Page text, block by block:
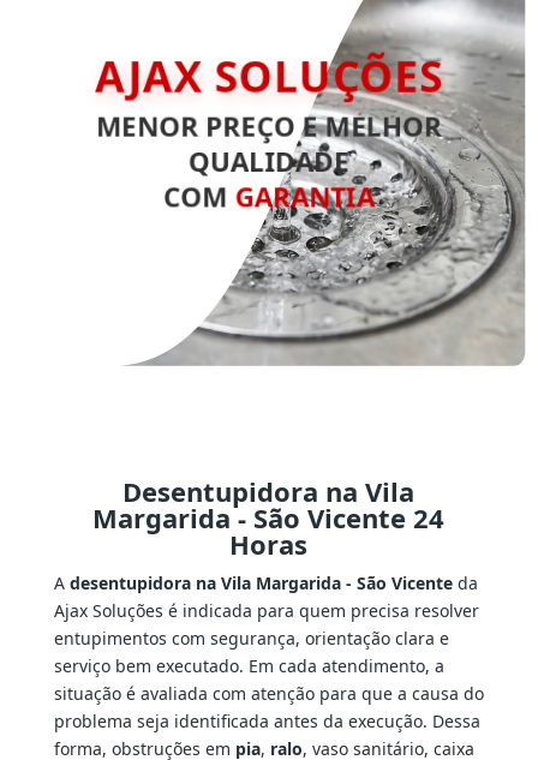
AJAX SOLUÇÕES
MENOR PREÇO E MELHOR
QUALIDADE
COM GARANTIA
Desentupidora na Vila
Margarida - São Vicente 24
Horas
A desentupidora na Vila Margarida - São Vicenteda
Ajax Soluções é indicada para quem precisa resolver
entupimentos com segurança, orientação clara e
serviço bem executado. Em cada atendimento, a
situação é avaliada com atenção para que a causa do
problema seja identificada antes da execução. Dessa
forma, obstruções em pia, ralo, vaso sanitário, caixa